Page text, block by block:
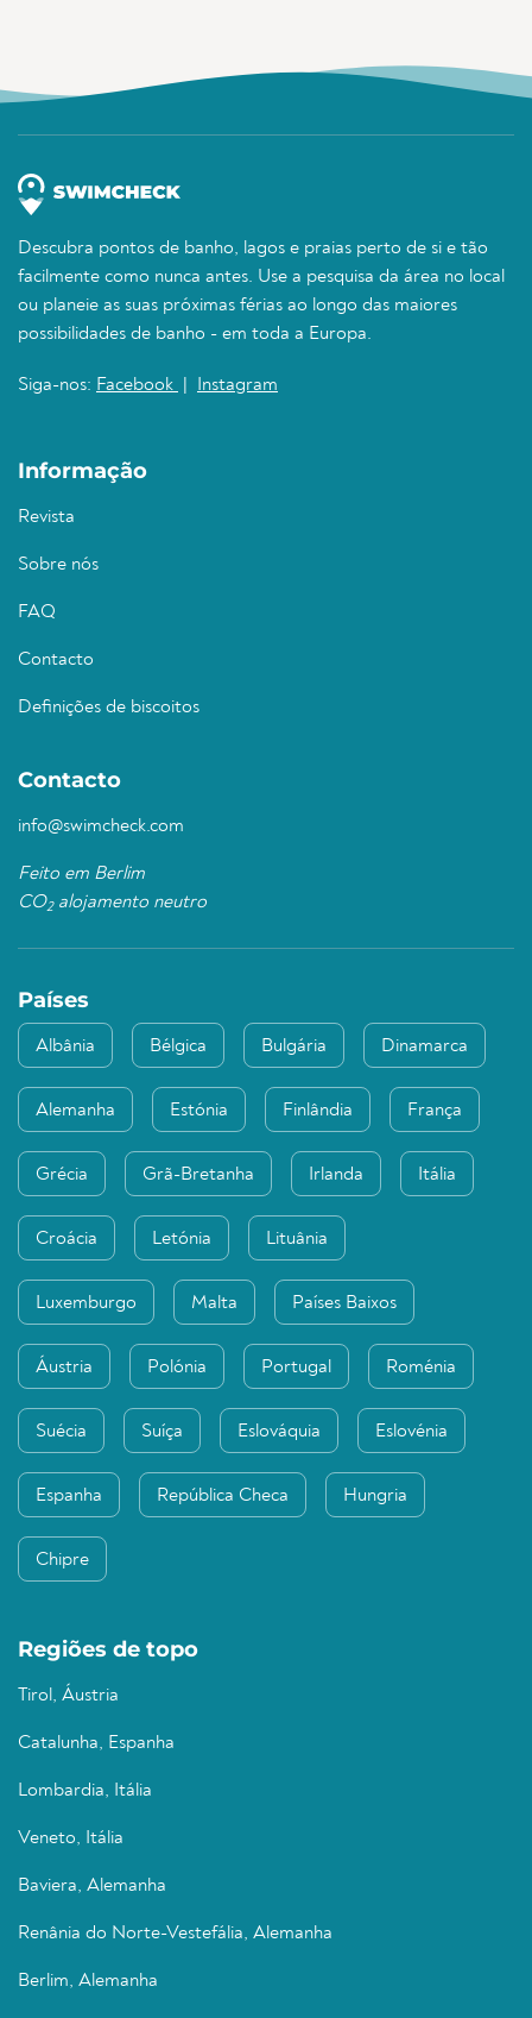
Descubra pontos de banho, lagos e praias perto de si e tão
facilmente como nunca antes. Use a pesquisa da área no local
ou planeie as suas próximas férias ao longo das maiores
possibilidades de banho - em toda a Europa.
Siga-nos: Facebook Instagram
Informação
Revista
Sobre nós
FAQ
Contacto
Definições de biscoitos
Contacto
info@swimcheck.com
Feito em Berlim
CO2alojamento neutro
Países
Albânia Bélgica Bulgária Dinamarca
Alemanha Estónia Finlândia França
Grécia Grã-Bretanha Irlanda Itália
Croácia Letónia Lituânia
Luxemburgo Malta Países Baixos
Áustria Polónia Portugal Roménia
Suécia Suíça Eslováquia Eslovénia
Espanha República Checa Hungria
Chipre
Regiões de topo
Tirol, Áustria
Catalunha, Espanha
Lombardia, Itália
Veneto, Itália
Baviera, Alemanha
Renânia do Norte-Vestefália, Alemanha
Berlim, Alemanha